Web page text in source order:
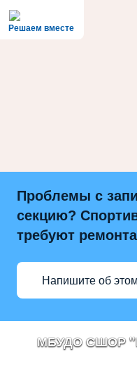
Решаем вместе
Проблемы с
секцию?
требуют
Напишите об этом
МБУДО СШОР